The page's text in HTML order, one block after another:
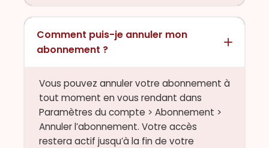
Comment puis-je annuler mon
abonnement ?
Vous pouvez annuler votre abonnement à
tout moment en vous rendant dans
Paramètres du compte > Abonnement >
Annuler l’abonnement. Votre accès
restera actif jusqu’à la fin de votre